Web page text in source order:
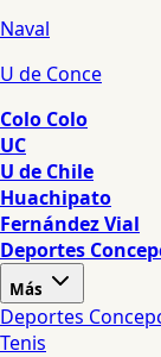
Naval
U de Conce
Colo Colo
UC
U de Chile
Huachipato
Fernández Vial
Deportes
Más
Deportes
Tenis